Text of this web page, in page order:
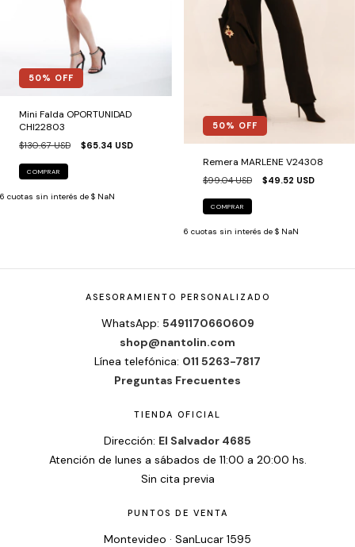
50% OFF
Mini Falda OPORTUNIDAD
CHI22803
$130.67 USD $65.34 USD
COMPRAR
6 cuotas sin interés de $ NaN
50% OFF
Remera MARLENE V24308
$99.04 USD $49.52 USD
COMPRAR
6 cuotas sin interés de $ NaN
ASESORAMIENTO PERSONALIZADO
WhatsApp: 5491170660609
shop@nantolin.com
Línea telefónica: 011 5263-7817
Preguntas Frecuentes
TIENDA OFICIAL
Dirección: El Salvador 4685
Atención de lunes a sábados de 11:00 a 20:00 hs.
Sin cita previa
PUNTOS DE VENTA
Montevideo · SanLucar 1595